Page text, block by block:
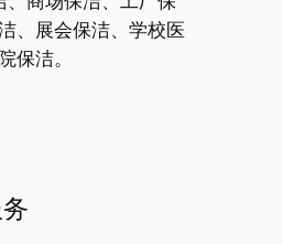
、展会保洁、学校医
院保洁。